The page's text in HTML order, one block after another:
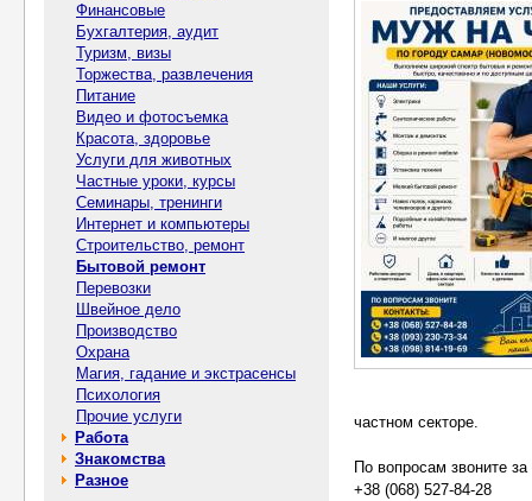
Финансовые
Бухгалтерия, аудит
Туризм, визы
Торжества, развлечения
Питание
Видео и фотосъемка
Красота, здоровье
Услуги для животных
Частные уроки, курсы
Семинары, тренинги
Интернет и компьютеры
Строительство, ремонт
Бытовой ремонт
Перевозки
Швейное дело
Производство
Охрана
Магия, гадание и экстрасенсы
Психология
Прочие услуги
Работа
Знакомства
Разное
частном секторе.
По вопросам звоните
+38 (068) 527-84-28